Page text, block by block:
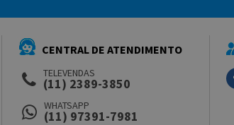
CENTRAL DE ATENDIMENTO
TELEVENDAS
(11) 2389-3850
WHATSAPP
(11) 97391-7981